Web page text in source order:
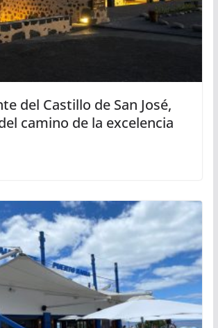
del Castillo de San José,
camino de la excelencia